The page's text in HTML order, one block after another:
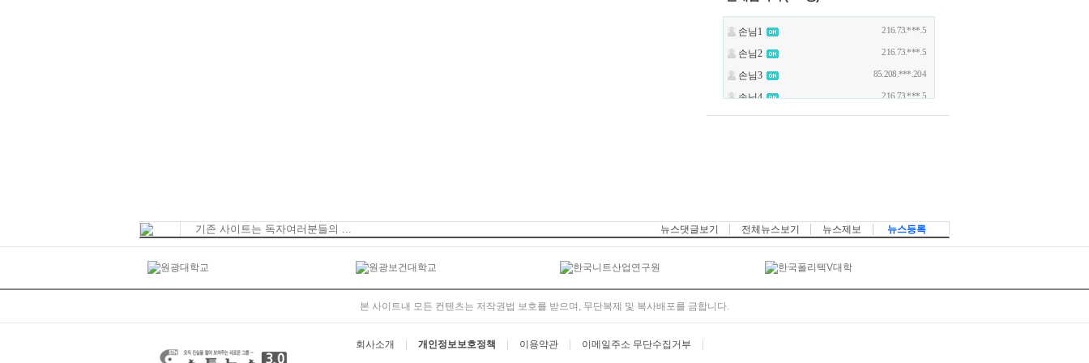
기존 사이트는 독자여러분들의 ... 뉴스댓글보기 전체뉴스보기 뉴스제보 뉴스등록
본 사이트내 모든 컨텐츠는 저작권법 보호를 받으며, 무단복제 및 복사배포를 금합니다.
회사소개 개인정보보호정책 이용약관 이메일주소 무단수집거부